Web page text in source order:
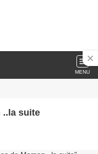
MENU
..la suite